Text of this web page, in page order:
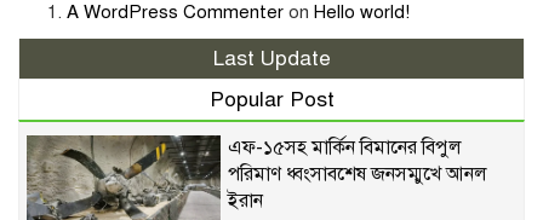
A WordPress Commenter on Hello world!
Last Update
Popular Post
এফ-১৫সহ মার্কিন বিমানের বিপুল
পরিমাণ ধ্বংসাবশেষ জনসম্মুখে আনল
ইরান